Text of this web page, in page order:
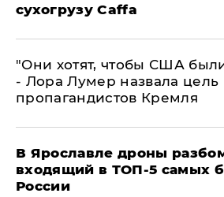
сухогрузу Caffa
"Они хотят, чтобы США
- Лора Лумер назвала цель
пропагандистов Кремля
В Ярославле дроны
входящий в ТОП-5 самых
России